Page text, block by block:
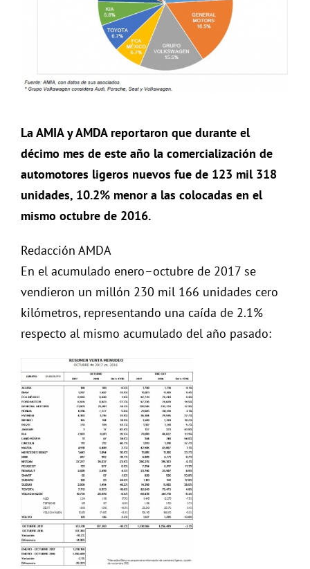
La AMIA y AMDA reportaron que durante el
décimo mes de este año la comercialización de
automotores ligeros nuevos fue de 123 mil 318
unidades, 10.2% menor a las colocadas en el
mismo octubre de 2016.
Redacción AMDA
En el acumulado enero–octubre de 2017 se
vendieron un millón 230 mil 166 unidades cero
kilómetros, representando una caída de 2.1%
respecto al mismo acumulado del año pasado: